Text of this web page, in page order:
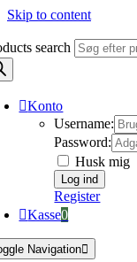
Skip to content
search
Konto
Username:
Password:
Husk mig
Register
Kasse0
Navigation